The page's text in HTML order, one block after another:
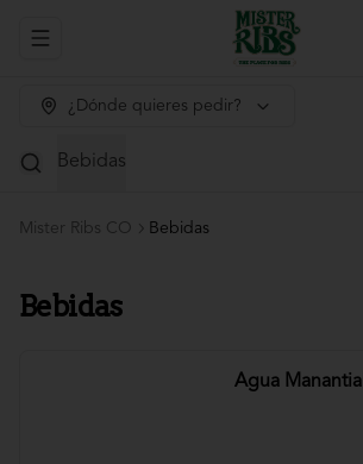
Abrir menu de navegación
¿Dónde quieres pedir?
Bebidas
Mister Ribs CO Bebidas
Bebidas
Agua Manantial